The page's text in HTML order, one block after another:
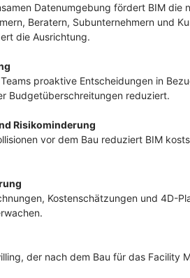
Datenumgebung fördert BIM die
Beratern, Subunternehmern und
die Ausrichtung.
proaktive Entscheidungen in
Budgetüberschreitungen reduziert.
Risikominderung
vor dem Bau reduziert BIM
Kostenschätzungen und 4D-
der nach dem Bau für das Facility